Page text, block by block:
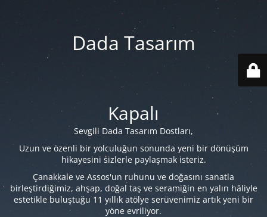
Dada Tasarım
Kapalı
Sevgili Dada Tasarım Dostları,
Uzun ve özenli bir yolculuğun sonunda yeni bir dönüşüm
hikayesini sizlerle paylaşmak isteriz.
Çanakkale ve Assos'un ruhunu ve doğasını sanatla
birleştirdiğimiz, ahşap, doğal taş ve seramiğin en yalın hâliyle
estetikle buluştuğu 11 yıllık atölye serüvenimiz artık yeni bir
yöne evriliyor.